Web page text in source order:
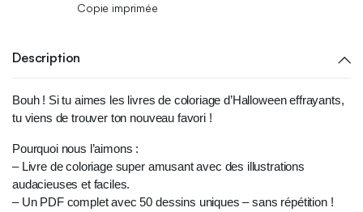
Copie imprimée
Description
Bouh ! Si tu aimes les livres de coloriage d’Halloween effrayants,
tu viens de trouver ton nouveau favori !
Pourquoi nous l’aimons :
– Livre de coloriage super amusant avec des illustrations
audacieuses et faciles.
– Un PDF complet avec 50 dessins uniques – sans répétition !